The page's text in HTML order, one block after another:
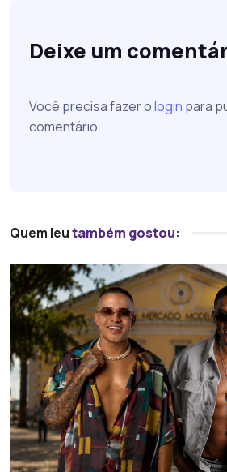
Deixe um
Você precisa fazer ologin para
comentário.
Quem leutambém gostou: